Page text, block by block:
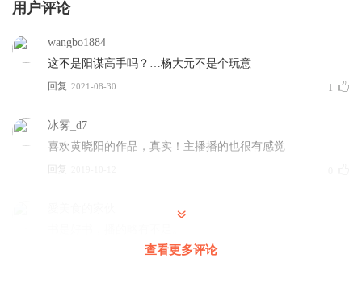
用户评论
wangbo1884
这不是阳谋高手吗？…杨大元不是个玩意
回复 2021-08-30 1
冰雾_d7
喜欢黄晓阳的作品，真实！主播播的也很有感觉
回复
查看更多评论